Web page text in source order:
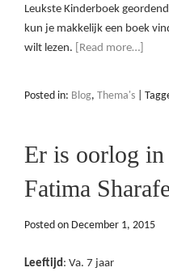
Leukste Kinderboek
kun je makkelijk een boek
wilt lezen.
[Read more…]
Posted in: Blog, Thema's
Er is oorlog
Fatima
Posted on December 1, 2015
Leeftijd: Va. 7 jaar